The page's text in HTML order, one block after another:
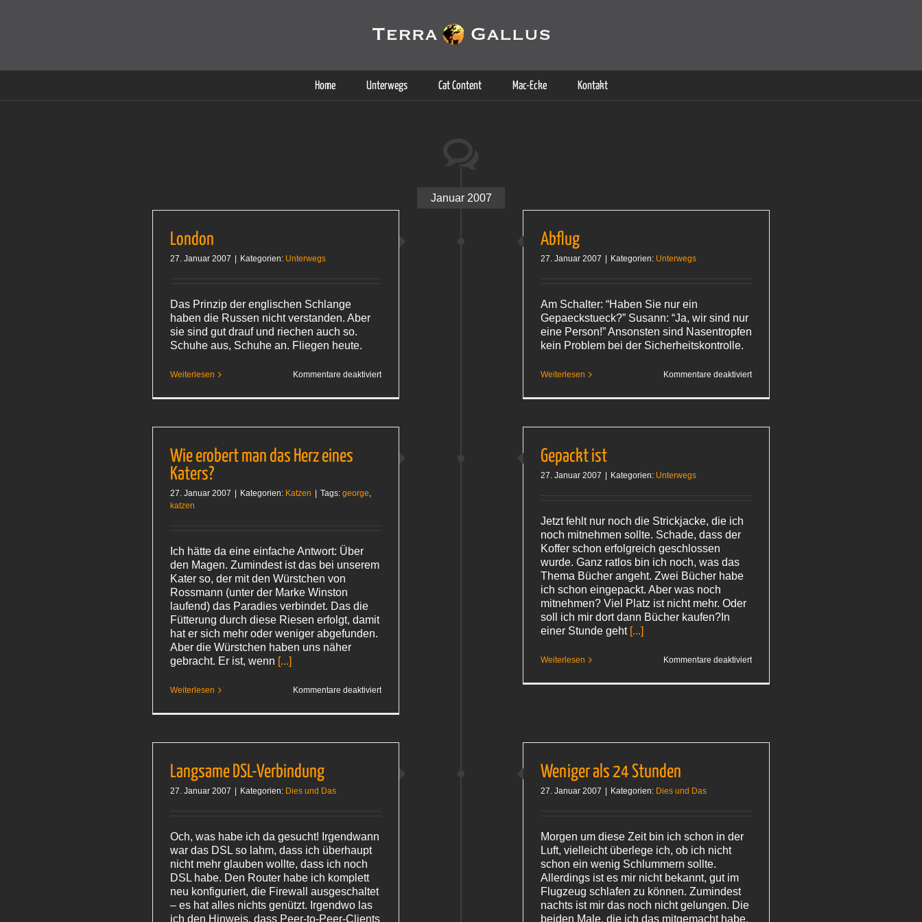
Home Unterwegs Cat Content Mac-Ecke Kontakt
Januar 2007
London
27. Januar 2007 Kategorien: Unterwegs
Das Prinzip der englischen Schlange
haben die Russen nicht verstanden. Aber
sie sind gut drauf und riechen auch so.
Schuhe aus, Schuhe an. Fliegen heute.
Weiterlesen Kommentare deaktiviertfür
Abflug
27. Januar 2007 Kategorien: Unterwegs
Am Schalter: “Haben Sie nur ein
Gepaeckstueck?” Susann: “Ja, wir sind nur
eine Person!” Ansonsten sind Nasentropfen
kein Problem bei der Sicherheitskontrolle.
Weiterlesen Kommentare deaktiviertfür
Wie erobert man das Herz eines
Katers?
27. Januar 2007 Kategorien: Katzen Tags: george,
katzen
Ich hätte da eine einfache Antwort: Über
den Magen. Zumindest ist das bei unserem
Kater so, der mit den Würstchen von
Rossmann (unter der Marke Winston
laufend) das Paradies verbindet. Das die
Fütterung durch diese Riesen erfolgt, damit
hat er sich mehr oder weniger abgefunden.
Aber die Würstchen haben uns näher
gebracht. Er ist, wenn [...]
Weiterlesen Kommentare deaktiviertfür
Herz
Gepackt ist
27. Januar 2007 Kategorien: Unterwegs
Jetzt fehlt nur noch die Strickjacke, die ich
noch mitnehmen sollte. Schade, dass der
Koffer schon erfolgreich geschlossen
wurde. Ganz ratlos bin ich noch, was das
Thema Bücher angeht. Zwei Bücher habe
ich schon eingepackt. Aber was noch
mitnehmen? Viel Platz ist nicht mehr. Oder
soll ich mir dort dann Bücher kaufen?In
einer Stunde geht [...]
Weiterlesen Kommentare deaktiviertfür
Langsame DSL-Verbindung
27. Januar 2007 Kategorien: Dies und Das
Och, was habe ich da gesucht! Irgendwann
war das DSL so lahm, dass ich überhaupt
nicht mehr glauben wollte, dass ich noch
DSL habe. Den Router habe ich komplett
neu konfiguriert, die Firewall ausgeschaltet
– es hat alles nichts genützt. Irgendwo las
ich den Hinweis, dass Peer-to-Peer-Clients
Weniger als 24 Stunden
27. Januar 2007 Kategorien: Dies und Das
Morgen um diese Zeit bin ich schon in der
Luft, vielleicht überlege ich, ob ich nicht
schon ein wenig Schlummern sollte.
Allerdings ist es mir nicht bekannt, gut im
Flugzeug schlafen zu können. Zumindest
nachts ist mir das noch nicht gelungen. Die
beiden Male, die ich das mitgemacht habe,
Cookies helfen auf auf dieser Seite bei der Bereitstellung der Dienste. Durch die Nutzung dieser Webseite erklären Sie sich damit einverstanden, dass Cookies gesetzt werden.
Weitere Informationen